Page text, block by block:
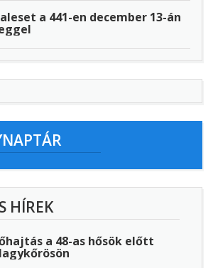
a 441-en december 13-án
HÍREK
a 48-as hősök előtt